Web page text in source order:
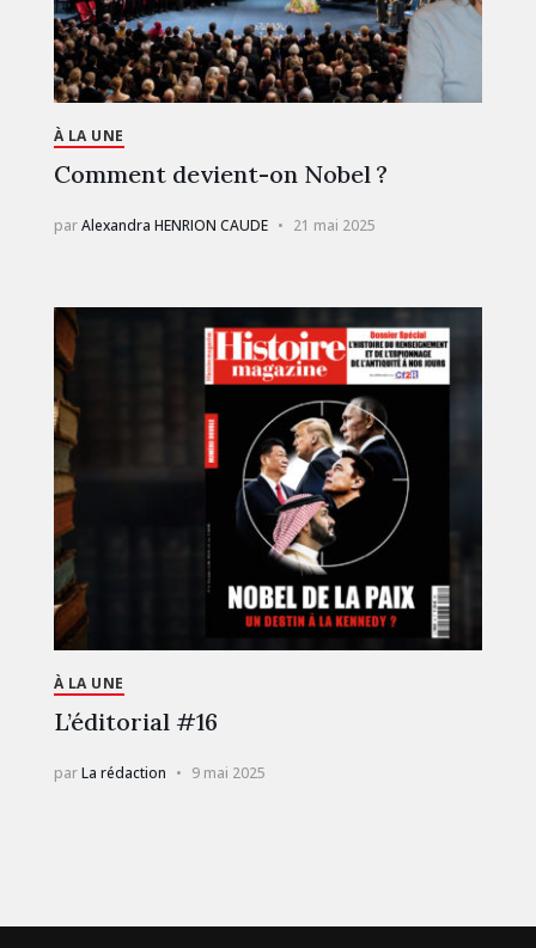
À LA UNE
Comment devient-on Nobel ?
parAlexandra HENRION CAUDE 21 mai 2025
À LA UNE
L’éditorial #16
parLa rédaction 9 mai 2025